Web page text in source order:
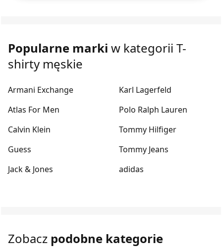
Popularne marki w kategorii T-
shirty męskie
Armani Exchange
Atlas For Men
Calvin Klein
Guess
Jack & Jones
Karl Lagerfeld
Polo Ralph Lauren
Tommy Hilfiger
Tommy Jeans
adidas
Zobacz podobne kategorie